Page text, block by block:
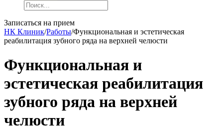
Записаться на прием
НК Клиник/Работы/Функциональная и эстетическая
реабилитация зубного ряда на верхней челюсти
Функциональная и
эстетическая реабилитация
зубного ряда на верхней
челюсти